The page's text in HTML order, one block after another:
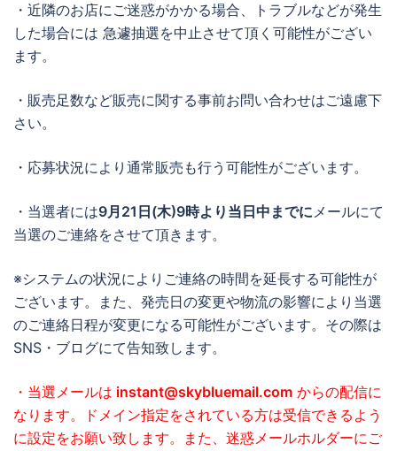
・近隣のお店にご迷惑がかかる場合、トラブルなどが発生
した場合には 急遽抽選を中止させて頂く可能性がござい
ます。
・販売足数など販売に関する事前お問い合わせはご遠慮下
さい。
・応募状況により通常販売も行う可能性がございます。
・当選者には9月21日(木)9時より当日中までにメールにて
当選のご連絡をさせて頂きます。
※システムの状況によりご連絡の時間を延長する可能性が
ございます。また、発売日の変更や物流の影響により当選
のご連絡日程が変更になる可能性がございます。その際は
SNS・ブログにて告知致します。
・当選メールは instant@skybluemail.com からの配信に
なります。ドメイン指定をされている方は受信できるよう
に設定をお願い致します。また、迷惑メールホルダーにご